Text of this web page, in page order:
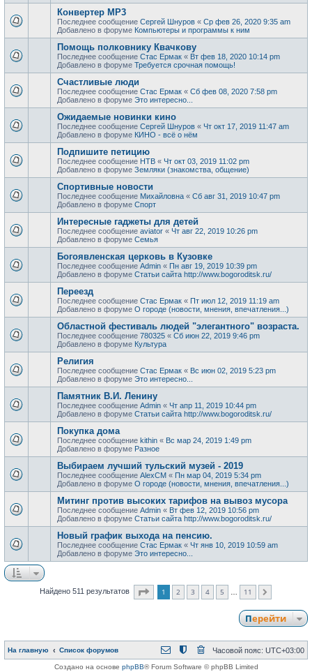
Конвертер MP3
Последнее сообщение Сергей Шнуров « Ср фев 26, 2020 9:35 am
Добавлено в форуме Компьютеры и программы к ним
Помощь полковнику Квачкову
Последнее сообщение Стас Ермак « Вт фев 18, 2020 10:14 pm
Добавлено в форуме Требуется срочная помощь!
Счастливые люди
Последнее сообщение Стас Ермак « Сб фев 08, 2020 7:58 pm
Добавлено в форуме Это интересно...
Ожидаемые новинки кино
Последнее сообщение Сергей Шнуров « Чт окт 17, 2019 11:47 am
Добавлено в форуме КИНО - всё о нём
Подпишите петицию
Последнее сообщение НТВ « Чт окт 03, 2019 11:02 pm
Добавлено в форуме Земляки (знакомства, общение)
Спортивные новости
Последнее сообщение Михайловна « Сб авг 31, 2019 10:47 pm
Добавлено в форуме Спорт
Интересные гаджеты для детей
Последнее сообщение aviator « Чт авг 22, 2019 10:26 pm
Добавлено в форуме Семья
Богоявленская церковь в Кузовке
Последнее сообщение Admin « Пн авг 19, 2019 10:39 pm
Добавлено в форуме Статьи сайта http://www.bogoroditsk.ru/
Переезд
Последнее сообщение Стас Ермак « Пт июл 12, 2019 11:19 am
Добавлено в форуме О городе (новости, мнения, впечатления...)
Областной фестиваль людей "элегантного" возраста.
Последнее сообщение 780325 « Сб июн 22, 2019 9:46 pm
Добавлено в форуме Культура
Религия
Последнее сообщение Стас Ермак « Вс июн 02, 2019 5:23 pm
Добавлено в форуме Это интересно...
Памятник В.И. Ленину
Последнее сообщение Admin « Чт апр 11, 2019 10:44 pm
Добавлено в форуме Статьи сайта http://www.bogoroditsk.ru/
Покупка дома
Последнее сообщение kithin « Вс мар 24, 2019 1:49 pm
Добавлено в форуме Разное
Выбираем лучший тульский музей - 2019
Последнее сообщение AlexCM « Пн мар 04, 2019 5:34 pm
Добавлено в форуме О городе (новости, мнения, впечатления...)
Митинг против высоких тарифов на вывоз мусора
Последнее сообщение Admin « Вт фев 12, 2019 10:56 pm
Добавлено в форуме Статьи сайта http://www.bogoroditsk.ru/
Новый график выхода на пенсию.
Последнее сообщение Стас Ермак « Чт янв 10, 2019 10:59 am
Добавлено в форуме Это интересно...
Найдено 511 результатов Страница из
1 2 3 4 5 11
Перейти
На главную Список форумов Часовой пояс: UTC+03:00
Создано на основе phpBB® Forum Software © phpBB Limited